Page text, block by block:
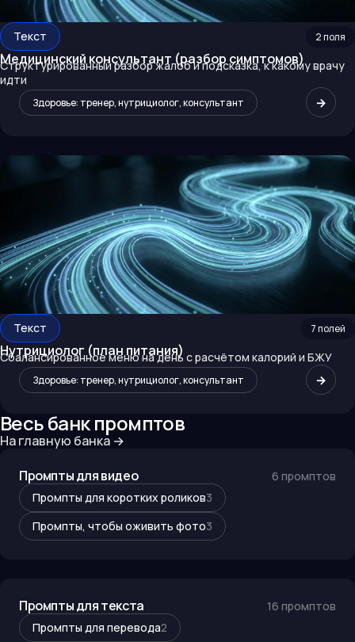
Текст 2поля
Медицинский консультант (разбор симптомов)
Структурированный разбор жалоб и подсказка, к какому врачу
идти
Здоровье: тренер, нутрициолог, консультант →
Текст 7полей
Нутрициолог (план питания)
Сбалансированное меню на день с расчётом калорий и БЖУ
Здоровье: тренер, нутрициолог, консультант →
Весь банк промптов
На главную банка →
Промпты для видео
6 промптов
Промпты для коротких роликов3
Промпты, чтобы оживить фото3
Промпты для текста 16 промптов
Промпты для перевода2